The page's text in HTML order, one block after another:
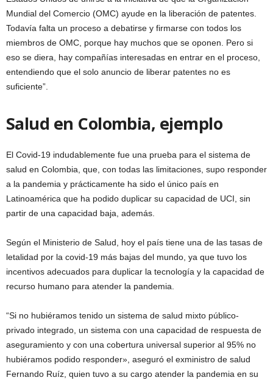
Mundial del Comercio (OMC) ayude en la liberación de patentes.
Todavía falta un proceso a debatirse y firmarse con todos los
miembros de OMC, porque hay muchos que se oponen. Pero si
eso se diera, hay compañías interesadas en entrar en el proceso,
entendiendo que el solo anuncio de liberar patentes no es
suficiente”.
Salud en Colombia, ejemplo
El Covid-19 indudablemente fue una prueba para el sistema de
salud en Colombia, que, con todas las limitaciones, supo responder
a la pandemia y prácticamente ha sido el único país en
Latinoamérica que ha podido duplicar su capacidad de UCI, sin
partir de una capacidad baja, además.
Según el Ministerio de Salud, hoy el país tiene una de las tasas de
letalidad por la covid-19 más bajas del mundo, ya que tuvo los
incentivos adecuados para duplicar la tecnología y la capacidad de
recurso humano para atender la pandemia.
“Si no hubiéramos tenido un sistema de salud mixto público-
privado integrado, un sistema con una capacidad de respuesta de
aseguramiento y con una cobertura universal superior al 95% no
hubiéramos podido responder», aseguró el exministro de salud
Fernando Ruíz, quien tuvo a su cargo atender la pandemia en su